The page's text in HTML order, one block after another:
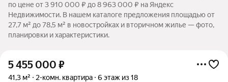
по цене от 3 910 000 ₽ до 8 963 000 ₽ на Яндекс
Недвижимости. В нашем каталоге предложения площадью от
27,7 м² до 78,5 м² в новостройках и вторичном жилье — фото,
планировки и характеристики.
5 455 000 ₽
41,3 м² 2-комн. квартира 6 этаж из 18